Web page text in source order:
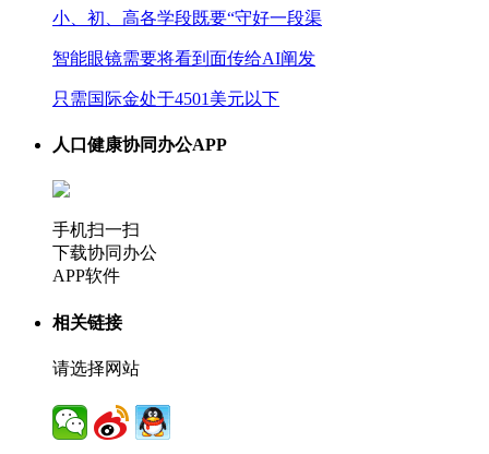
小、初、高各学段既要“守好一段渠
智能眼镜需要将看到面传给AI阐发
只需国际金处于4501美元以下
人口健康协同办公APP
手机扫一扫
下载协同办公
APP软件
相关链接
请选择网站